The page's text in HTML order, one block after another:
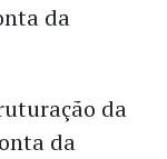
da
da
da